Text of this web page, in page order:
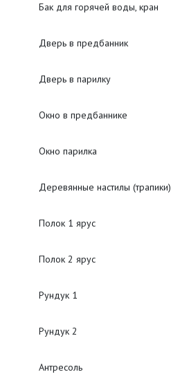
Бак для горячей воды, кран
Дверь в предбанник
Дверь в парилку
Окно в предбаннике
Окно парилка
Деревянные настилы (трапики)
Полок 1 ярус
Полок 2 ярус
Рундук 1
Рундук 2
Антресоль